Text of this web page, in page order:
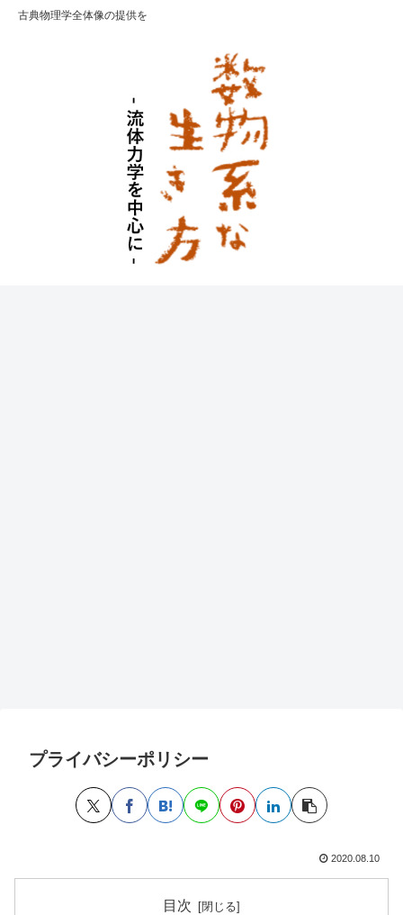
古典物理学全体像の提供を
プライバシーポリシー
2020.08.10
目次